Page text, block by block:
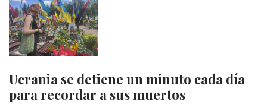
Ucrania se detiene un minuto cada día
para recordar a sus muertos